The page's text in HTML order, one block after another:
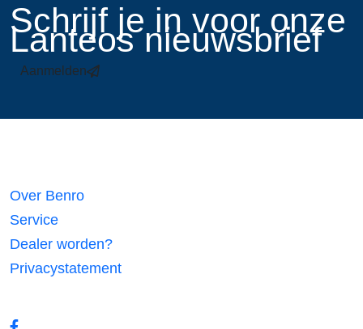
​Schrijf je in voor onze
Lanteos nieuwsbrief
Aanmelden
Over Benro
Service
Dealer worden?
Privacystatement